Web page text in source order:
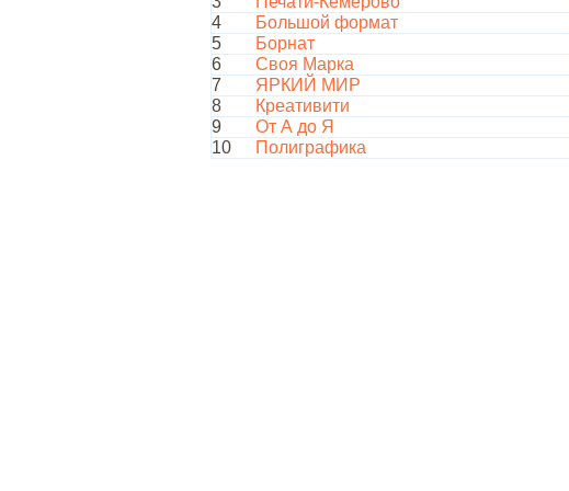
4
Большой формат
5
Борнат
6
Своя Марка
7
ЯРКИЙ МИР
8
Креативити
9
От А до Я
10
Полиграфика